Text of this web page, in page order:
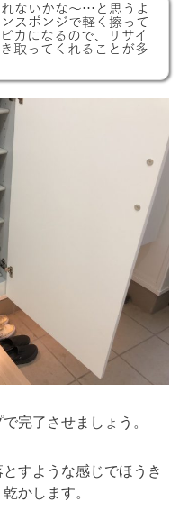
ないかな〜…と思うよ
スポンジで軽く擦って
カになるので、リサイ
取ってくれることが多
完了させましょう。
すような感じでほうき
かします。